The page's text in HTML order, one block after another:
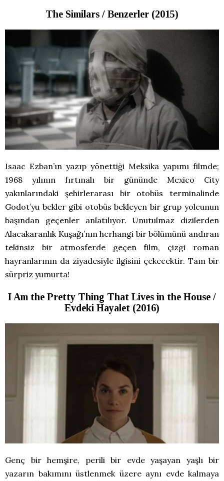
The Similars / Benzerler (2015)
Isaac Ezban’ın yazıp yönettiği Meksika yapımı filmde;
1968 yılının fırtınalı bir gününde Mexico City
yakınlarındaki şehirlerarası bir otobüs terminalinde
Godot’yu bekler gibi otobüs bekleyen bir grup yolcunun
başından geçenler anlatılıyor. Unutulmaz dizilerden
Alacakaranlık Kuşağı’nın herhangi bir bölümünü andıran
tekinsiz bir atmosferde geçen film, çizgi roman
hayranlarının da ziyadesiyle ilgisini çekecektir. Tam bir
sürpriz yumurta!
I Am the Pretty Thing That Lives in the House /
Evdeki Hayalet (2016)
Genç bir hemşire, perili bir evde yaşayan yaşlı bir
yazarın bakımını üstlenmek üzere aynı evde kalmaya